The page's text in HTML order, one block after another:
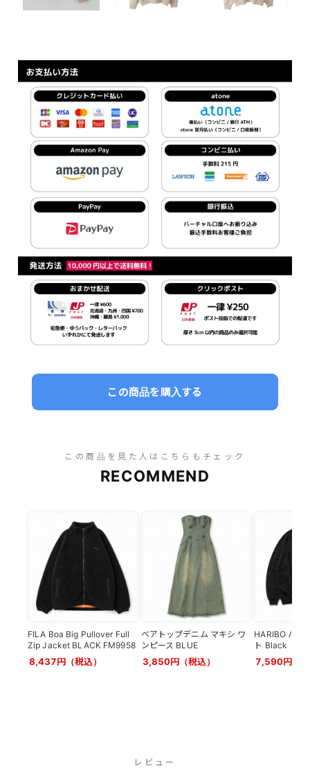
この商品を購入する
この商品を見た人はこちらもチェック
RECOMMEND
FILA Boa Big Pullover Full
Zip Jacket BLACK FM9958
8,437円（税込）
ベアトップデニム マキシ ワ
ンピース BLUE
3,850円（税込）
HARIBO ハリ
ト Black
7,590円（
レビュー